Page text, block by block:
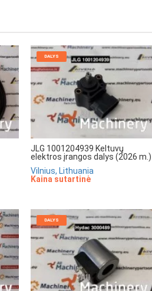
DALYS
JLG 1001204939 Keltuvų
elektros įrangos dalys (2026 m.)
Vilnius, Lithuania
Kaina sutartinė
DALYS